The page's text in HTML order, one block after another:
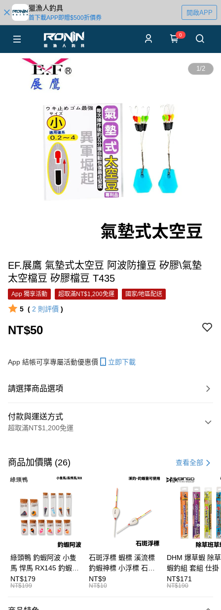
獵漁人釣具
首下載APP即贈$500折價券
開啟APP
0
1/2
EF.展鷹 氣墊式太空豆 阿波防撞豆 矽膠\氣墊
太空檔豆 矽膠檔豆 T435
App 獨享活動 超取滿NT$1,200免運 國家/地區配送
5 ( 2 則評價 )
NT$50
App 結帳可享專屬活動優惠價 立即下載
請選擇商品選項
付款與運送方式
超取滿NT$1,200免運
信用卡一次付款
信用卡分期付款
3 期 0 利率 每期 21家銀行
合作金庫商業銀行
第一商業銀行
華南商業銀行
彰化商業銀行
上海商業儲蓄銀行
台北富邦商業銀行
國泰世華商業銀行
兆豐國際商業銀行
臺灣中小企業銀行
台中商業銀行
匯豐（台灣）商業銀行
華泰商業銀行
聯邦商業銀行
遠東國際商業銀行
元大商業銀行
超商取貨付款
Apple Pay
悠遊付
大哥付你分期
商品加價購 (26) 查看全部
綠頭鴨 釣蝦阿波 小隻
馬 悍馬 RX145 釣蝦浮
標 泰國蝦標 阿波
F129
NT$179
NT$199
石斑浮標 蝦標 溪流標
釣蝦神標 小浮標 石斑
標 B411
NT$9
NT$10
DHM 爆草蝦 除
蝦釣組 套組 仕掛
尺/5尺 釣蝦釣組
鈎 H361 H370
NT$171
NT$190